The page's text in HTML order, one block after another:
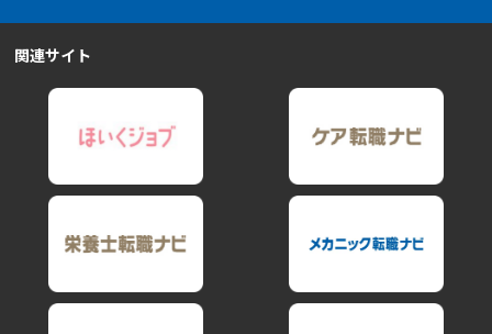
関連サイト